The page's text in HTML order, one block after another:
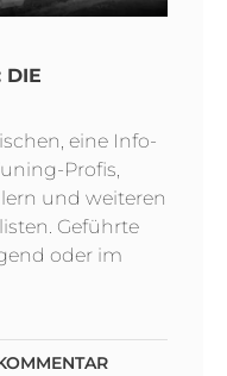
DIE
eine Info-
Profis,
und weiteren
Geführte
oder im